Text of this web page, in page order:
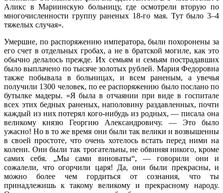
Аликс в Мариинскую больницу, где осмотрели вторую по
многочисленности группу раненых 18-го мая. Тут было 3–4
тяжелых случая».
Умершие, по распоряжению императора, были похоронены за
его счет в отдельных гробах, а не в братской могиле, как это
обычно делалось прежде. Их семьям и семьям пострадавших
было выплачено по тысяче золотых рублей. Мария Федоровна
также побывала в больницах, и всем раненым, а увечья
получили 1300 человек, по ее распоряжению было послано по
бутылке мадеры. «Я была в отчаянии при виде в госпитале
всех этих бедных раненых, наполовину раздавленных, почти
каждый из них потерял кого-нибудь из родных, — писала она
великому князю Георгию Александровичу. — Это было
ужасно! Но в то же время они были так велики и возвышенны
в своей простоте, что очень хотелось встать перед ними на
колени. Они были так трогательны, не обвиняя никого, кроме
самих себя. „Мы сами виноваты“, — говорили они и
сожалели, что огорчили царя! Да, они были прекрасны, и
можно более чем гордиться от сознания, что ты
принадлежишь к такому великому и прекрасному народу.